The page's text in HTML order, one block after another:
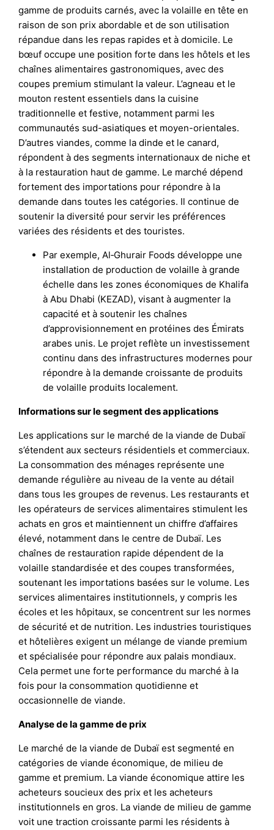
gamme de produits carnés, avec la volaille en tête en
raison de son prix abordable et de son utilisation
répandue dans les repas rapides et à domicile. Le
bœuf occupe une position forte dans les hôtels et les
chaînes alimentaires gastronomiques, avec des
coupes premium stimulant la valeur. L’agneau et le
mouton restent essentiels dans la cuisine
traditionnelle et festive, notamment parmi les
communautés sud-asiatiques et moyen-orientales.
D’autres viandes, comme la dinde et le canard,
répondent à des segments internationaux de niche et
à la restauration haut de gamme. Le marché dépend
fortement des importations pour répondre à la
demande dans toutes les catégories. Il continue de
soutenir la diversité pour servir les préférences
variées des résidents et des touristes.
Par exemple, Al‑Ghurair Foods développe une
installation de production de volaille à grande
échelle dans les zones économiques de Khalifa
à Abu Dhabi (KEZAD), visant à augmenter la
capacité et à soutenir les chaînes
d’approvisionnement en protéines des Émirats
arabes unis. Le projet reflète un investissement
continu dans des infrastructures modernes pour
répondre à la demande croissante de produits
de volaille produits localement.
Informations sur le segment des applications
Les applications sur le marché de la viande de Dubaï
s’étendent aux secteurs résidentiels et commerciaux.
La consommation des ménages représente une
demande régulière au niveau de la vente au détail
dans tous les groupes de revenus. Les restaurants et
les opérateurs de services alimentaires stimulent les
achats en gros et maintiennent un chiffre d’affaires
élevé, notamment dans le centre de Dubaï. Les
chaînes de restauration rapide dépendent de la
volaille standardisée et des coupes transformées,
soutenant les importations basées sur le volume. Les
services alimentaires institutionnels, y compris les
écoles et les hôpitaux, se concentrent sur les normes
de sécurité et de nutrition. Les industries touristiques
et hôtelières exigent un mélange de viande premium
et spécialisée pour répondre aux palais mondiaux.
Cela permet une forte performance du marché à la
fois pour la consommation quotidienne et
occasionnelle de viande.
Analyse de la gamme de prix
Le marché de la viande de Dubaï est segmenté en
catégories de viande économique, de milieu de
gamme et premium. La viande économique attire les
acheteurs soucieux des prix et les acheteurs
institutionnels en gros. La viande de milieu de gamme
voit une traction croissante parmi les résidents à